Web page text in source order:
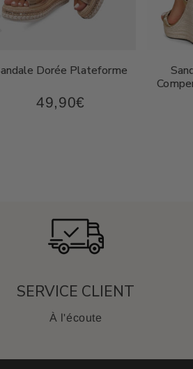
Dorée Plateforme
Prix
49,90€
SERVICE CLIENT
À l'écoute